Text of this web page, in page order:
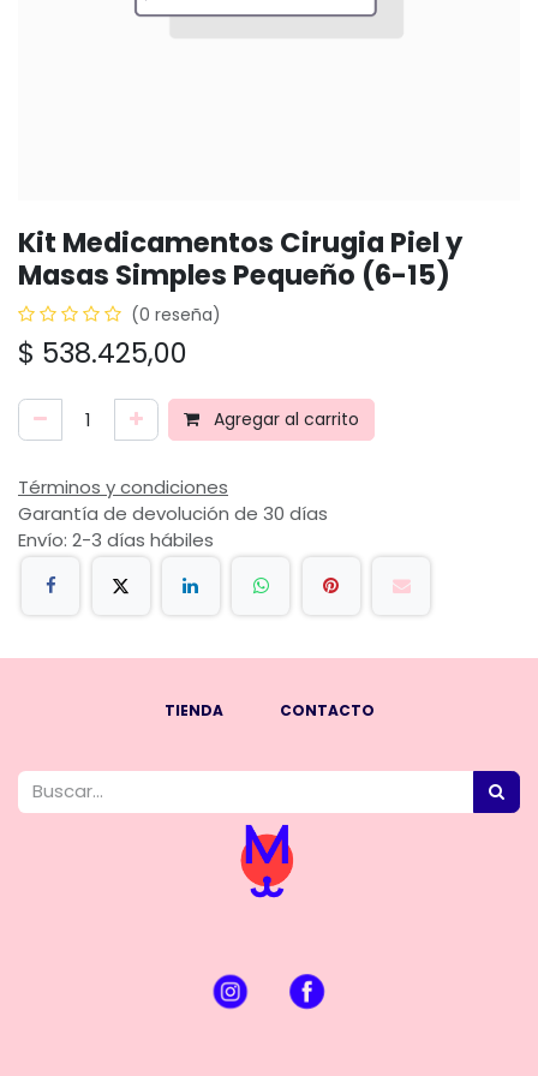
Kit Medicamentos Cirugia Piel y
Masas Simples Pequeño (6-15)
(0 reseña)
$ 538.425,00
Agregar al carrito
Términos y condiciones
Garantía de devolución de 30 días
Envío: 2-3 días hábiles
TIENDA CONTACTO